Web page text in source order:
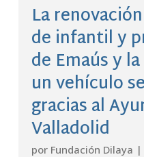
La
de infantil y
de Emaús y
un vehículo
gracias al
Valladolid
por Fundación Dilaya |